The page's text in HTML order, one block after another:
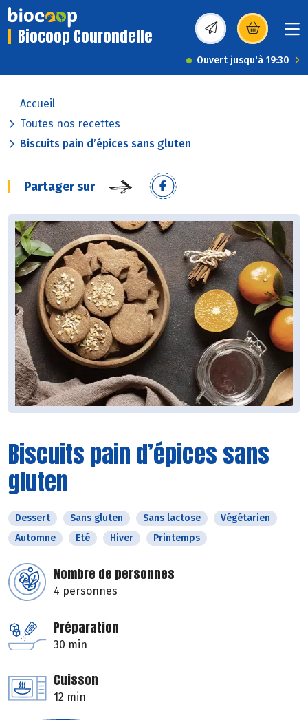
Biocoop Courondelle (s’ouvre dans une
Ouvert jusqu'à 19:30
Accueil
Toutes nos recettes
Biscuits pain d’épices sans gluten
Partager sur
Biscuits pain d’épices sans
gluten
Dessert Sans gluten Sans lactose
Végétarien
Automne
Eté Hiver Printemps
Nombre de personnes
4 personnes
Préparation
30 min
Cuisson
12 min